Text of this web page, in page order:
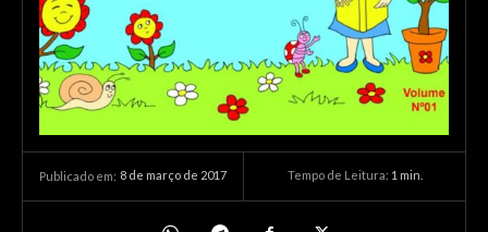
Publicado em: 8 de março de 2017 Tempo de Leitura: 1 min.